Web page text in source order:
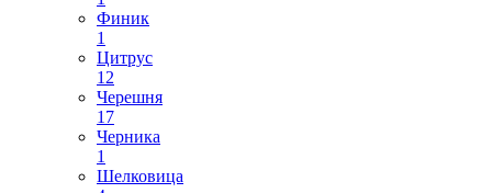
Финик
1
Цитрус
12
Черешня
17
Черника
1
Шелковица